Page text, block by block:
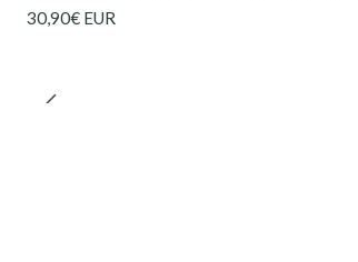
30,90€ EUR